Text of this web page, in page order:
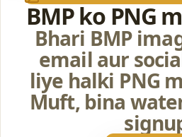
BMP ko PNG
Bhari BMP
email aur
liye halki PNG
Muft, bina